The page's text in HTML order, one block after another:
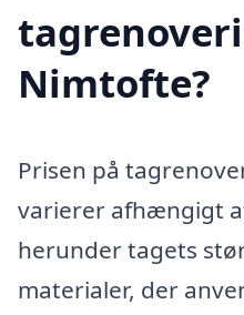
Nimtofte?
Prisen på
varierer afhængigt
herunder tagets
materialer, der